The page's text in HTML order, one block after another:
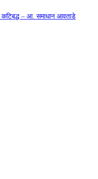
कटिबद्ध – आ. समाधान आवताडे